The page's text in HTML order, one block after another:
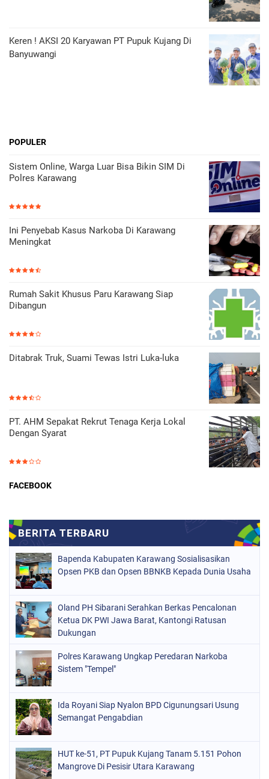
Keren ! AKSI 20 Karyawan PT Pupuk Kujang Di
Banyuwangi
POPULER
Sistem Online, Warga Luar Bisa Bikin SIM Di
Polres Karawang
Ini Penyebab Kasus Narkoba Di Karawang
Meningkat
Rumah Sakit Khusus Paru Karawang Siap
Dibangun
Ditabrak Truk, Suami Tewas Istri Luka-luka
PT. AHM Sepakat Rekrut Tenaga Kerja Lokal
Dengan Syarat
FACEBOOK
Bapenda Kabupaten Karawang Sosialisasikan
Opsen PKB dan Opsen BBNKB Kepada Dunia Usaha
Oland PH Sibarani Serahkan Berkas Pencalonan
Ketua DK PWI Jawa Barat, Kantongi Ratusan
Dukungan
Polres Karawang Ungkap Peredaran Narkoba
Sistem "Tempel"
Ida Royani Siap Nyalon BPD Cigunungsari Usung
Semangat Pengabdian
HUT ke-51, PT Pupuk Kujang Tanam 5.151 Pohon
Mangrove Di Pesisir Utara Karawang